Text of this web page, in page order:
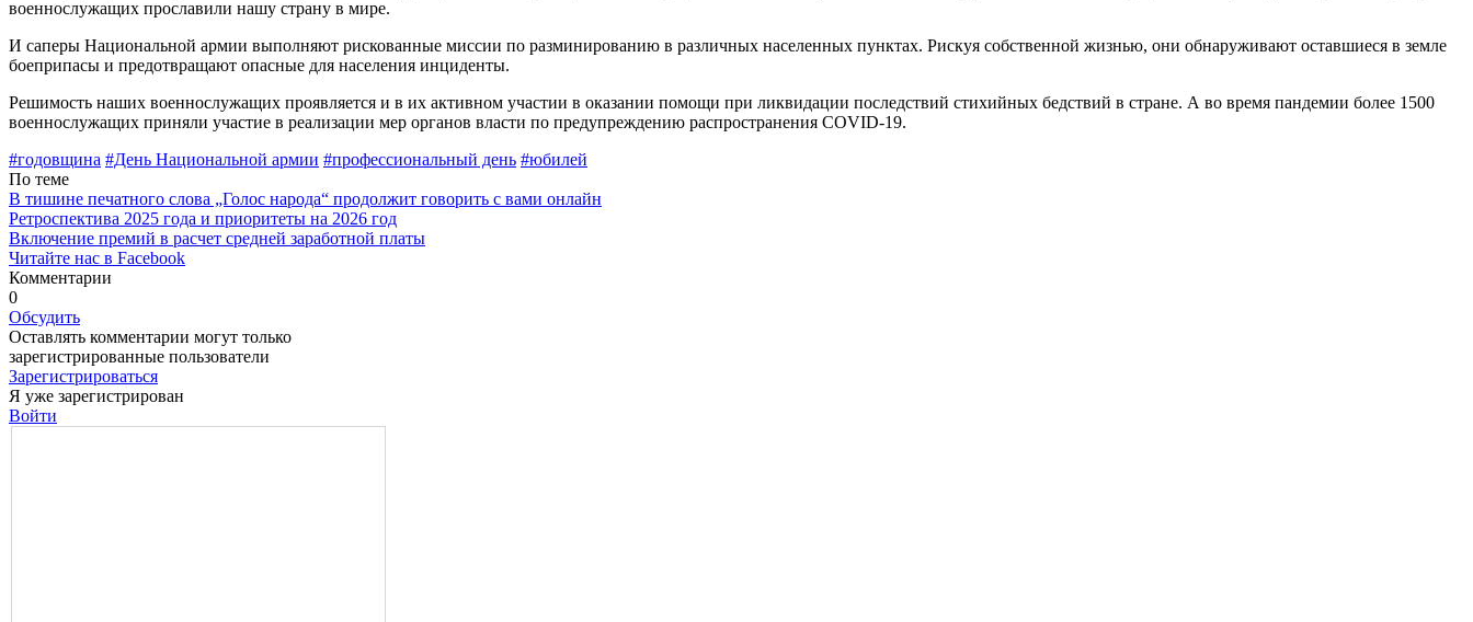
военнослужа­щих прославили нашу страну в мире.
И саперы Национальной армии выполняют рискованные мис­сии по разминированию в различных населенных пунктах. Рискуя собственной жизнью, они обнаруживают оставшиеся в земле
бое­припасы и предотвращают опасные для населения инциденты.
Решимость наших военнослужащих проявляется и в их активном участии в оказании помощи при ликвидации последствий стихий­ных бедствий в стране. А во время пандемии более 1500
военно­служащих приняли участие в реализации мер органов власти по предупреждению распространения COVID-19.
#годовщина #День Национальной армии #профессиональный день #юбилей
По теме
В тишине печатного слова „Голос народа“ продолжит говорить с вами онлайн
Ретроспектива 2025 года и приоритеты на 2026 год
Включение премий в расчет средней заработной платы
Читайте нас в Facebook
Комментарии
0
Обсудить
Оставлять комментарии могут только
зарегистрированные пользователи
Зарегистрироваться
Я уже зарегистрирован
Войти